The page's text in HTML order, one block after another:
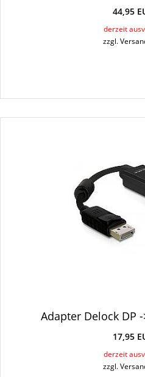
44,95
derzeit
zzgl.
Adapter Delock DP
17,95
derzeit
zzgl.